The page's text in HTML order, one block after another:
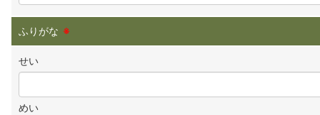
ふりがな ※
せい
めい